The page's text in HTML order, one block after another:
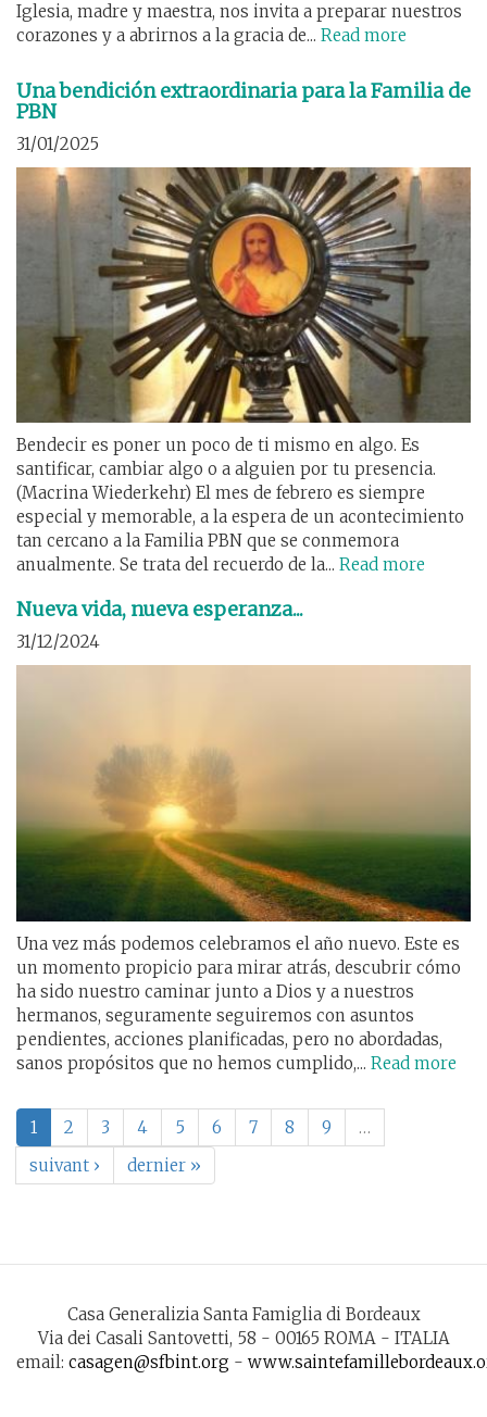
Iglesia, madre y maestra, nos invita a preparar nuestros
corazones y a abrirnos a la gracia de... Read more
Una bendición extraordinaria para la Familia de
PBN
31/01/2025
Bendecir es poner un poco de ti mismo en algo. Es
santificar, cambiar algo o a alguien por tu presencia.
(Macrina Wiederkehr) El mes de febrero es siempre
especial y memorable, a la espera de un acontecimiento
tan cercano a la Familia PBN que se conmemora
anualmente. Se trata del recuerdo de la... Read more
Nueva vida, nueva esperanza...
31/12/2024
Una vez más podemos celebramos el año nuevo. Este es
un momento propicio para mirar atrás, descubrir cómo
ha sido nuestro caminar junto a Dios y a nuestros
hermanos, seguramente seguiremos con asuntos
pendientes, acciones planificadas, pero no abordadas,
sanos propósitos que no hemos cumplido,... Read more
1 2 3 4 5 6 7 8 9
…
suivant ›
dernier »
Casa Generalizia Santa Famiglia di Bordeaux
Via dei Casali Santovetti, 58 - 00165 ROMA - ITALIA
email: casagen@sfbint.org -